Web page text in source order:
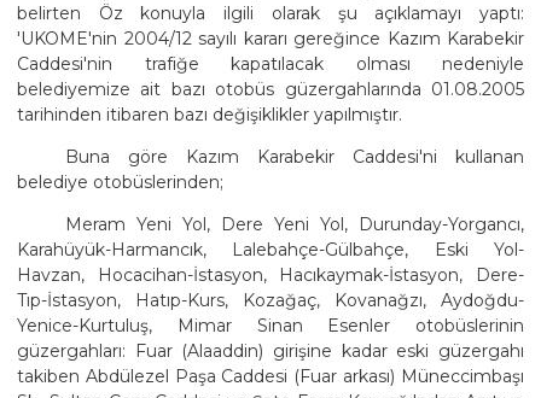
belirten Öz konuyla ilgili olarak şu açıklamayı yaptı:
'UKOME'nin 2004/12 sayılı kararı gereğince Kazım Karabekir
Caddesi'nin trafiğe kapatılacak olması nedeniyle
belediyemize ait bazı otobüs güzergahlarında 01.08.2005
tarihinden itibaren bazı değişiklikler yapılmıştır.
Buna göre Kazım Karabekir Caddesi'ni kullanan
belediye otobüslerinden;
Meram Yeni Yol, Dere Yeni Yol, Durunday-Yorgancı,
Karahüyük-Harmancık, Lalebahçe-Gülbahçe, Eski Yol-
Havzan, Hocacihan-İstasyon, Hacıkaymak-İstasyon, Dere-
Tıp-İstasyon, Hatıp-Kurs, Kozağaç, Kovanağzı, Aydoğdu-
Yenice-Kurtuluş, Mimar Sinan Esenler otobüslerinin
güzergahları: Fuar (Alaaddin) girişine kadar eski güzergahı
takiben Abdülezel Paşa Caddesi (Fuar arkası) Müneccimbaşı